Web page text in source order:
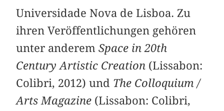
Universidade Nova de Lisboa. Zu
ihren Veröffentlichungen gehören
unter anderemSpace in 20th
Century Artistic Creation (Lissabon:
Colibri, 2012) und The Colloquium /
Arts Magazine (Lissabon: Colibri,